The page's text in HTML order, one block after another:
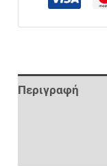
Περιγραφή